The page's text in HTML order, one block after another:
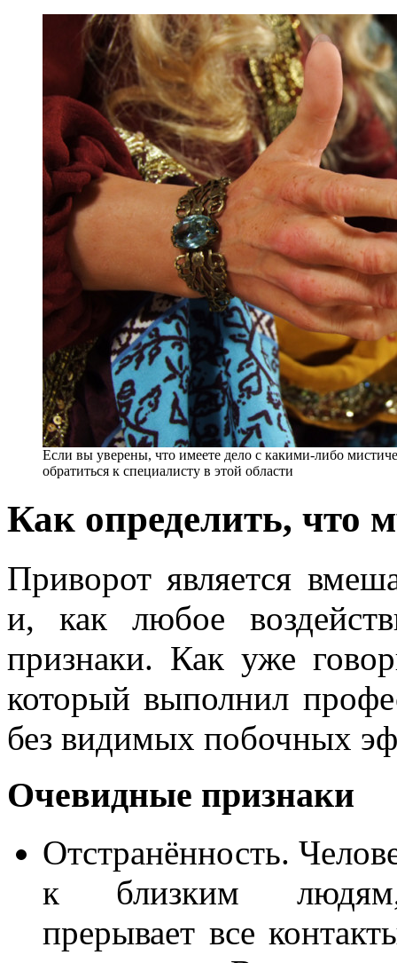
Если вы уверены, что имеете дело с какими-либо
обратиться к специалисту в этой области
Как определить, что
Приворот является
и, как любое
признаки. Как уже
который выполнил
без видимых побочных
Очевидные признаки
Отстранённость.
к близким
прерывает все